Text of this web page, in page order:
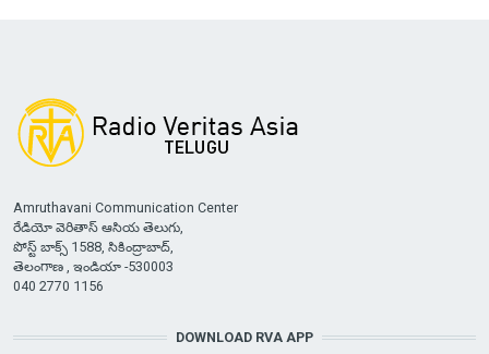
Amruthavani Communication Center
రేడియో వెరితాస్ ఆసియ తెలుగు,
పోస్ట్ బాక్స్ 1588, సికింద్రాబాద్,
తెలంగాణ , ఇండియా -530003
040 2770 1156
DOWNLOAD RVA APP